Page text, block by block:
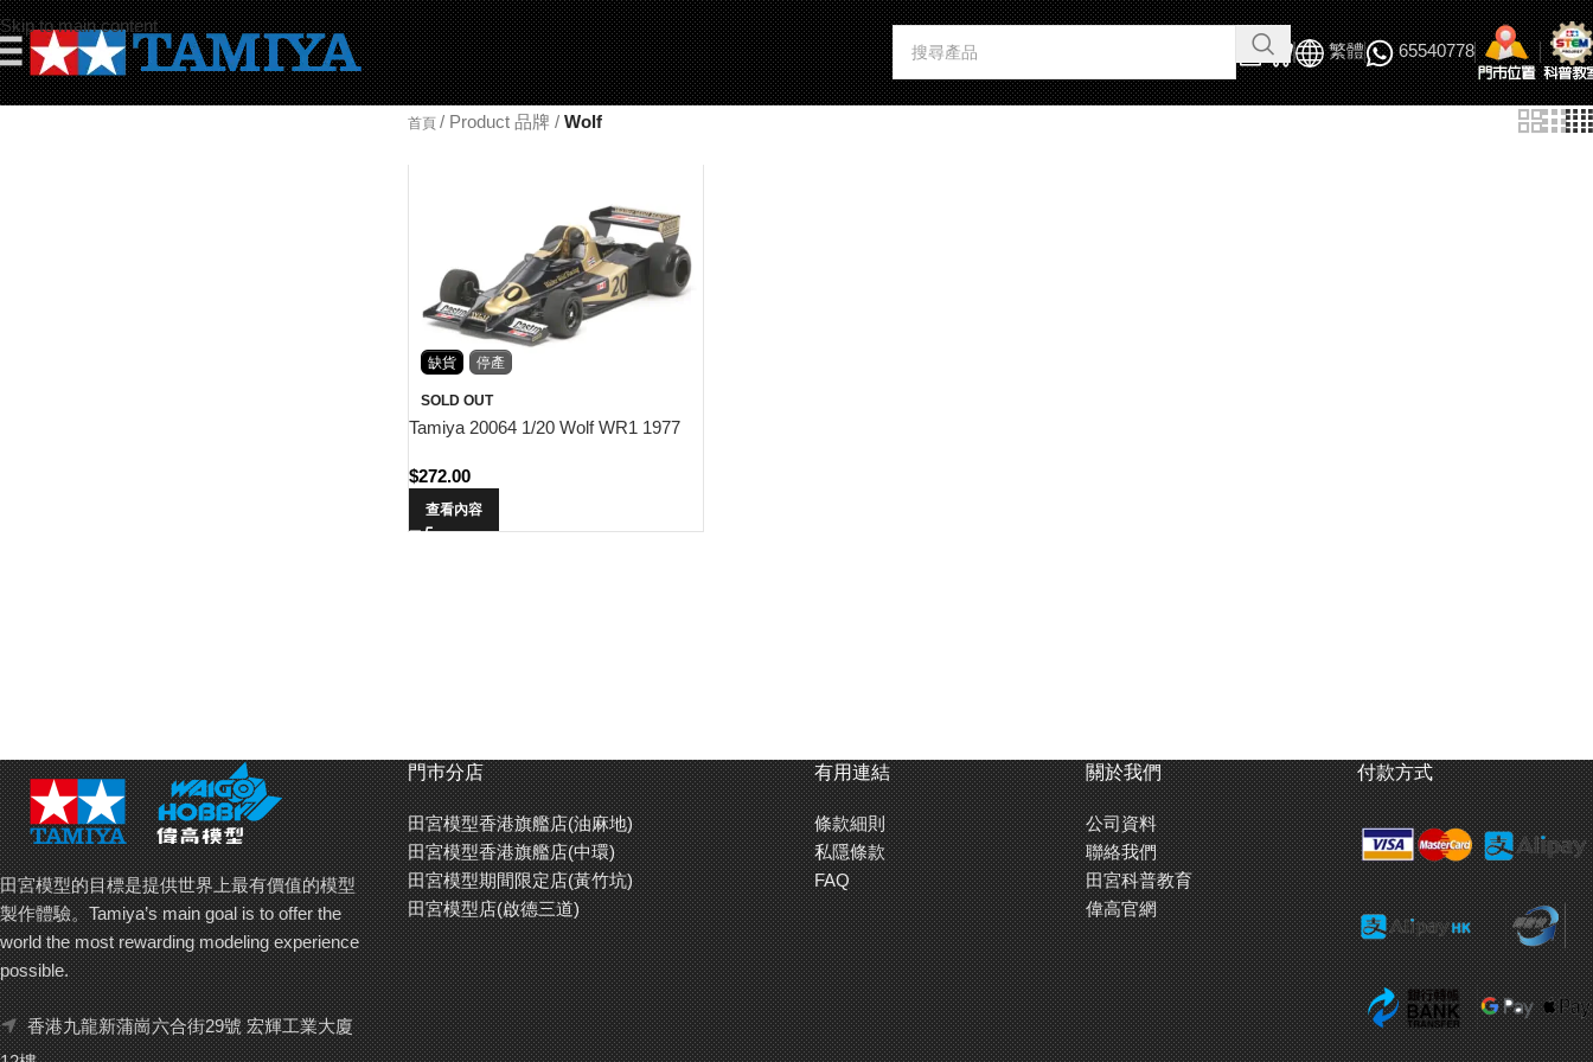
Skip to main content
繁體 65540778
首頁 / Product 品牌 / Wolf
缺貨 停產
SOLD OUT
Tamiya 20064 1/20 Wolf WR1 1977
$272.00
查看內容
田宮模型的目標是提供世界上最有價值的模型
製作體驗。Tamiya’s main goal is to offer the
world the most rewarding modeling experience
possible.
香港九龍新蒲崗六合街29號 宏輝工業大廈
門巿分店
田宮模型香港旗艦店(油麻地)
田宮模型香港旗艦店(中環)
田宮模型期間限定店(黃竹坑)
田宮模型店(啟德三道)
有用連結
條款細則
私隱條款
FAQ
關於我們
公司資料
聯絡我們
田宮科普教育
偉高官網
付款方式